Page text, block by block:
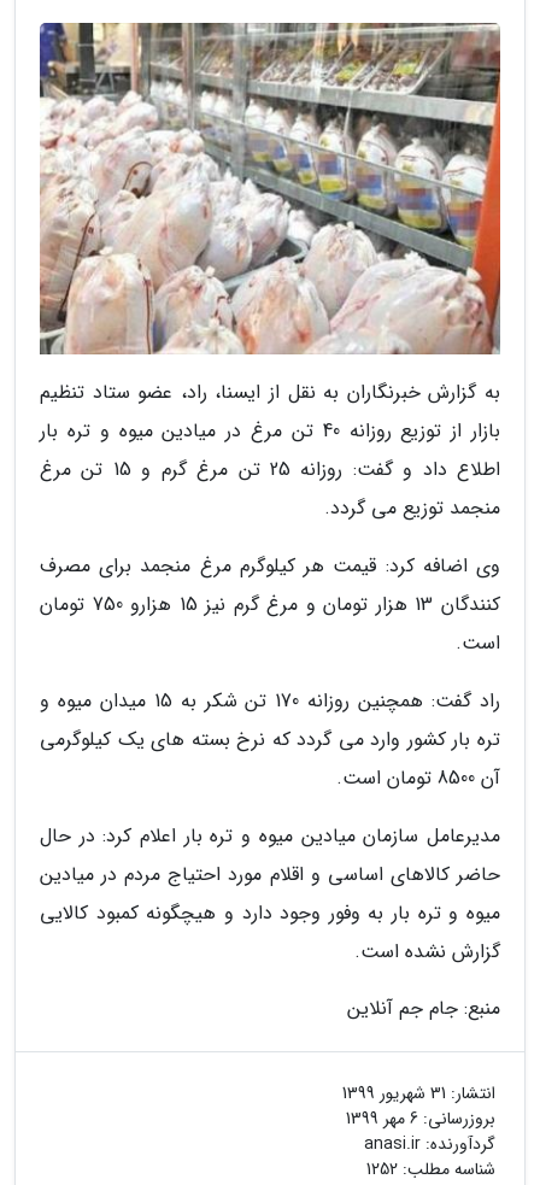
به گزارش خبرنگاران به نقل از ایسنا، راد، عضو ستاد تنظیم
بازار از توزیع روزانه 40 تن مرغ در میادین میوه و تره بار
اطلاع داد و گفت: روزانه 25 تن مرغ گرم و 15 تن مرغ
منجمد توزیع می گردد.
وی اضافه کرد: قیمت هر کیلوگرم مرغ منجمد برای مصرف
کنندگان 13 هزار تومان و مرغ گرم نیز 15 هزارو 750 تومان
است.
راد گفت: همچنین روزانه 170 تن شکر به 15 میدان میوه و
تره بار کشور وارد می گردد که نرخ بسته های یک کیلوگرمی
آن 8500 تومان است.
مدیرعامل سازمان میادین میوه و تره بار اعلام کرد: در حال
حاضر کالاهای اساسی و اقلام مورد احتیاج مردم در میادین
میوه و تره بار به وفور وجود دارد و هیچگونه کمبود کالایی
گزارش نشده است.
منبع: جام جم آنلاین
انتشار: 31 شهریور 1399
بروزرسانی: 6 مهر 1399
گردآورنده: anasi.ir
شناسه مطلب: 1252